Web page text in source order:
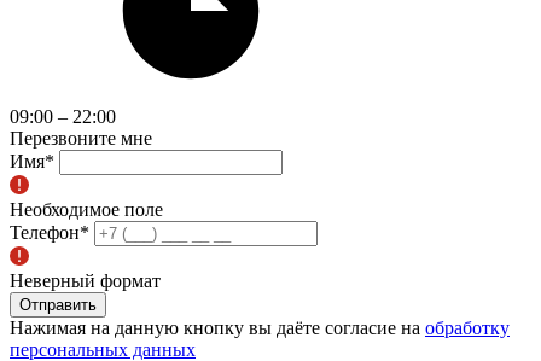
09:00 – 22:00
Перезвоните мне
Имя*
Необходимое поле
Телефон*
Неверный формат
Отправить
Нажимая на данную кнопку вы даёте согласие на обработку
персональных данных